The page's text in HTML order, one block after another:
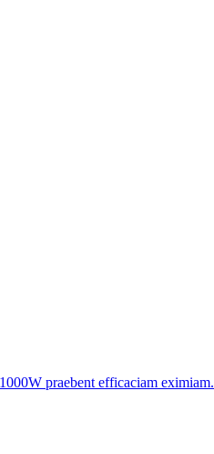
praebent efficaciam eximiam.